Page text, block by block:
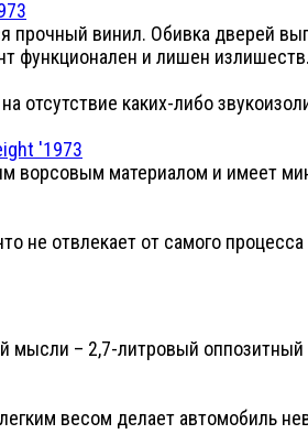
винил. Обивка дверей
функционален и лишен излишеств.
каких-либо
материалом и имеет
не отвлекает от самого
мысли – 2,7-литровый
весом делает автомобиль